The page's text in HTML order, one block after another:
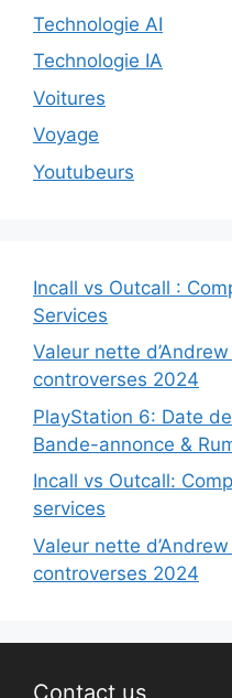
Technologie AI
Technologie IA
Voitures
Voyage
Youtubeurs
Incall vs Outcall :
Services
Valeur nette
controverses 2024
PlayStation 6: Date
Bande-annonce &
Incall vs Outcall:
services
Valeur nette
controverses 2024
Contact us